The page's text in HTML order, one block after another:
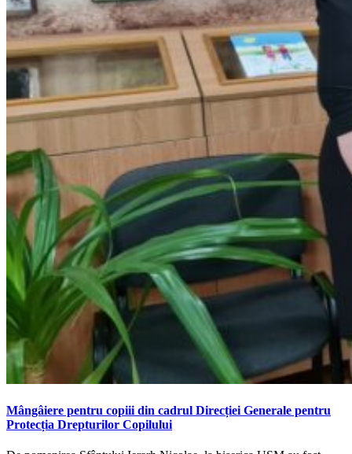
Mângâiere pentru copiii din cadrul Direcției Generale pentru
Protecția Drepturilor Copilului